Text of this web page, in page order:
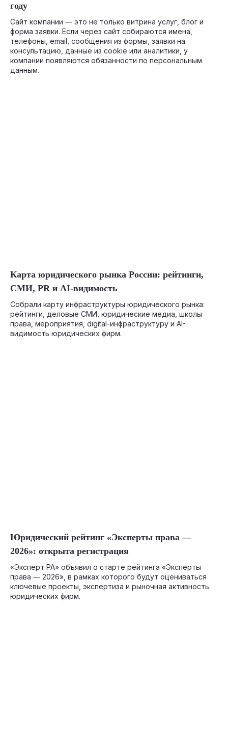
году
Сайт компании — это не только витрина услуг, блог и
форма заявки. Если через сайт собираются имена,
телефоны, email, сообщения из формы, заявки на
консультацию, данные из cookie или аналитики, у
компании появляются обязанности по персональным
данным.
Карта юридического рынка России: рейтинги,
СМИ, PR и AI-видимость
Собрали карту инфраструктуры юридического рынка:
рейтинги, деловые СМИ, юридические медиа, школы
права, мероприятия, digital-инфраструктуру и AI-
видимость юридических фирм.
Юридический рейтинг «Эксперты права —
2026»: открыта регистрация
«Эксперт РА» объявил о старте рейтинга «Эксперты
права — 2026», в рамках которого будут оцениваться
ключевые проекты, экспертиза и рыночная активность
юридических фирм.